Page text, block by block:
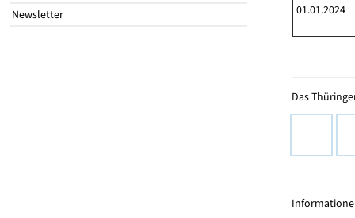
Newsletter
01.01.2024
Das